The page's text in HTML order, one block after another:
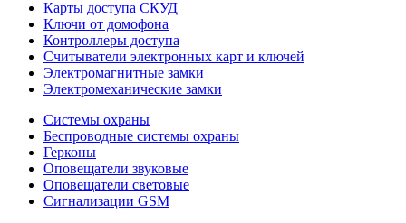
Карты доступа СКУД
Ключи от домофона
Контроллеры доступа
Считыватели электронных карт и ключей
Электромагнитные замки
Электромеханические замки
Системы охраны
Беспроводные системы охраны
Герконы
Оповещатели звуковые
Оповещатели световые
Сигнализации GSM